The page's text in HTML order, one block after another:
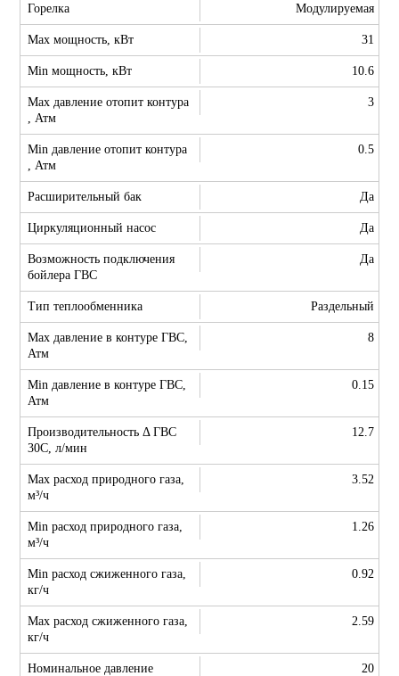
Горелка Модулируемая
Max мощность, кВт 31
Min мощность, кВт 10.6
Max давление отопит контура
, Атм
3
Min давление отопит контура
, Атм
0.5
Расширительный бак Да
Циркуляционный насос Да
Возможность подключения
бойлера ГВС
Да
Тип теплообменника Раздельный
Max давление в контуре ГВС,
Атм
8
Min давление в контуре ГВС,
Атм
0.15
Производительность Δ ГВС
30С, л/мин
12.7
Max расход природного газа,
м³/ч
3.52
Min расход природного газа,
м³/ч
1.26
Min расход сжиженного газа,
кг/ч
0.92
Max расход сжиженного газа,
кг/ч
2.59
Номинальное давление
20